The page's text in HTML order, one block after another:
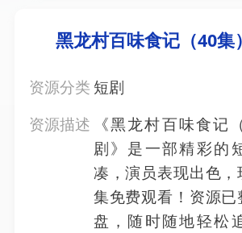
黑龙村百味食记（40集
资源分类 短剧
资源描述
《黑龙村百味食记
剧》是一部精彩的
凑，演员表现出色
集免费观看！资源已
盘，随时随地轻松